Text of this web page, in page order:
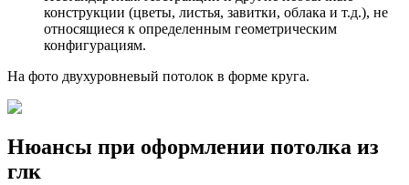
конструкции (цветы, листья, завитки, облака и т.д.), не
относящиеся к определенным геометрическим
конфигурациям.
На фото двухуровневый потолок в форме круга.
Нюансы при оформлении потолка из
глк